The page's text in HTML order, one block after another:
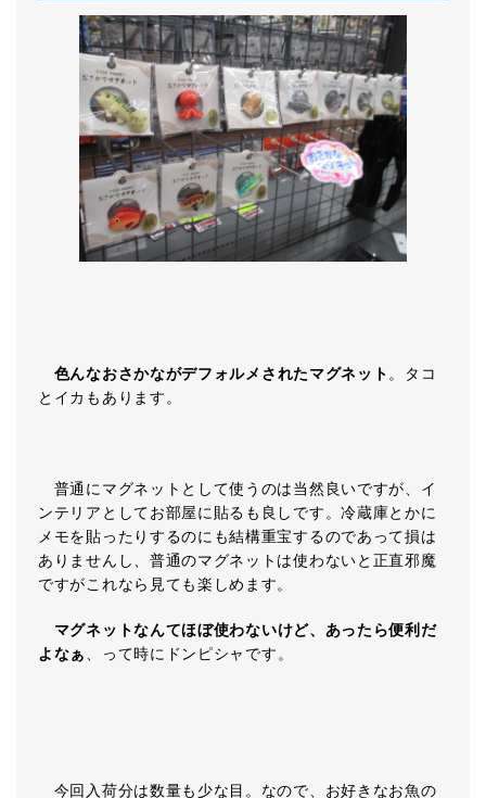
色んなおさかながデフォルメされたマグネット 。タコ
とイカもあります。
普通にマグネットとして使うのは当然良いですが、イ
ンテリアとしてお部屋に貼るも良しです。冷蔵庫とかに
メモを貼ったりするのにも結構重宝するのであって損は
ありませんし、普通のマグネットは使わないと正直邪魔
ですがこれなら見ても楽しめます。
マグネットなんてほぼ使わないけど、あったら便利だ
よなぁ
、って時にドンピシャです。
今回入荷分は数量も少な目。なので、お好きなお魚の